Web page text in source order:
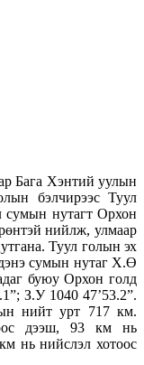
Бага Хэнтий уулын
бэлчирээс Туул
сумын нутагт Орхон
нийлж, улмаар
Туул голын эх
сумын нутаг Х.Ө
буюу Орхон голд
З.У 1040 47’53.2”.
нийт урт 717 км.
дээш, 93 км нь
нь нийслэл хотоос